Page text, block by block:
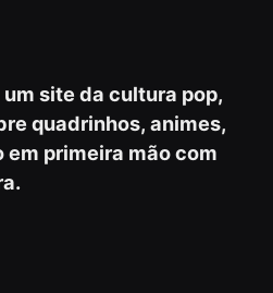
site da cultura pop,
quadrinhos, animes,
em primeira mão com